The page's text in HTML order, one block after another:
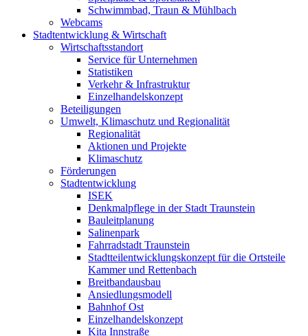
Schwimmbad, Traun & Mühlbach
Webcams
Stadtentwicklung & Wirtschaft
Wirtschaftsstandort
Service für Unternehmen
Statistiken
Verkehr & Infrastruktur
Einzelhandelskonzept
Beteiligungen
Umwelt, Klimaschutz und Regionalität
Regionalität
Aktionen und Projekte
Klimaschutz
Förderungen
Stadtentwicklung
ISEK
Denkmalpflege in der Stadt Traunstein
Bauleitplanung
Salinenpark
Fahrradstadt Traunstein
Stadtteilentwicklungskonzept für die Ortsteile
Kammer und Rettenbach
Breitbandausbau
Ansiedlungsmodell
Bahnhof Ost
Einzelhandelskonzept
Kita Innstraße